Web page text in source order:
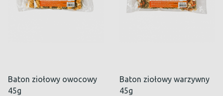
Baton ziołowy owocowy
45g
Baton ziołowy warzywny
45g